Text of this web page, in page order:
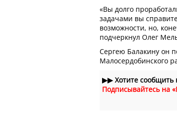
«Вы долго
задачами вы
возможности, но,
подчеркнул Олег
Сергею Балакину он
Малосердобинского
▶▶Хотите сообщить
Подписывайтесь на